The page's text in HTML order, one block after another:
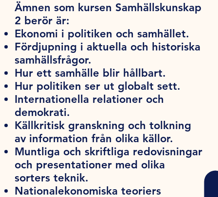
Ämnen som kursen Samhällskunskap
2 berör är:
Ekonomi i politiken och samhället.
Fördjupning i aktuella och historiska
samhällsfrågor.
Hur ett samhälle blir hållbart.
Hur politiken ser ut globalt sett.
Internationella relationer och
demokrati.
Källkritisk granskning och tolkning
av information från olika källor.
Muntliga och skriftliga redovisningar
och presentationer med olika
sorters teknik.
Nationalekonomiska teoriers